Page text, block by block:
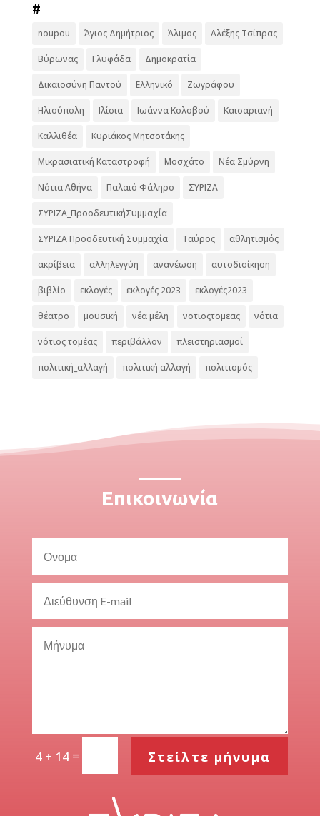
#
noupou Άγιος Δημήτριος Άλιμος Αλέξης Τσίπρας
Βύρωνας Γλυφάδα Δημοκρατία
Δικαιοσύνη Παντού Ελληνικό Ζωγράφου
Ηλιούπολη Ιλίσια Ιωάννα Κολοβού Καισαριανή
Καλλιθέα Κυριάκος Μητσοτάκης
Μικρασιατική Καταστροφή Μοσχάτο Νέα Σμύρνη
Νότια Αθήνα Παλαιό Φάληρο ΣΥΡΙΖΑ
ΣΥΡΙΖΑ_ΠροοδευτικήΣυμμαχία
ΣΥΡΙΖΑ Προοδευτική Συμμαχία Ταύρος αθλητισμός
ακρίβεια αλληλεγγύη ανανέωση αυτοδιοίκηση
βιβλίο εκλογές εκλογές 2023 εκλογές2023
θέατρο μουσική νέα μέλη νοτιοςτομεας νότια
νότιος τομέας περιβάλλον πλειστηριασμοί
πολιτική_αλλαγή πολιτική αλλαγή πολιτισμός
Επικοινωνία
4 + 14 = Στείλτε μήνυμα